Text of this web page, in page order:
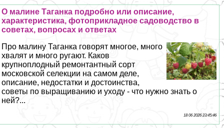
О малине Таганка подробно или описание,
хаpaктеристика, фотоприкладное садоводство в
советах, вопросах и ответах
Про малину Таганка говорят многое, много
хвалят и много ругают. Каков
крупноплодный ремонтантный сорт
московской селекции на самом деле,
описание, недостатки и достоинства,
советы по выращиванию и уходу - что нужно знать о
ней?...
18 06 2026 23:45:46